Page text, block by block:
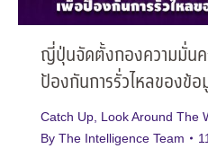
ญี่ปุ่นจัดตั้งกองความมั่นค
ป้องกันการรั่วไหลของข้อ
Catch Up Look Around The
By The Intelligence Team